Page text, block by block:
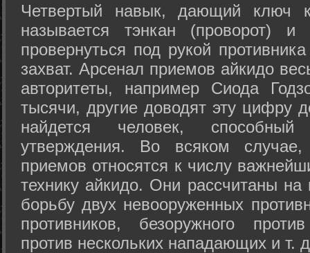
Четвертый навык, дающий ключ
называется тэнкан (проворот)
провернуться под рукой
захват. Арсенал приемов айкидо
авторитеты, например Сиода
тысячи, другие доводят эту цифру
найдется человек,
утверждения. Во всяком
приемов относятся к числу
технику айкидо. Они рассчитаны
борьбу двух невооруженных
противников, безоружного
против нескольких нападающих и т.